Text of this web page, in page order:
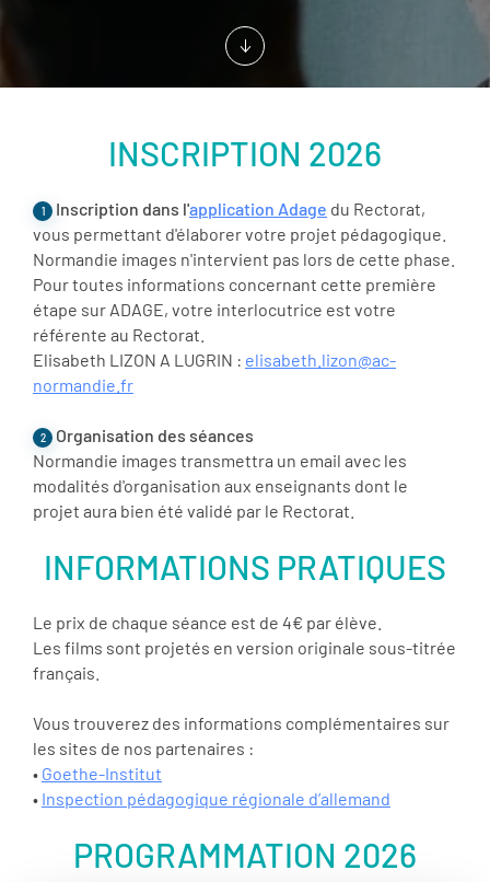
INSCRIPTION 2026
1 Inscription dans l'application Adage du Rectorat,
vous permettant d'élaborer votre projet pédagogique.
Normandie images n'intervient pas lors de cette phase.
Pour toutes informations concernant cette première
étape sur ADAGE, votre interlocutrice est votre
référente au Rectorat.
Elisabeth LIZON A LUGRIN : elisabeth.lizon@ac-
normandie.fr
2
Organisation des séances
Normandie images transmettra un email avec les
modalités d'organisation aux enseignants dont le
projet aura bien été validé par le Rectorat.
INFORMATIONS PRATIQUES
Le prix de chaque séance est de 4€ par élève.
Les films sont projetés en version originale sous-titrée
français.
Vous trouverez des informations complémentaires sur
les sites de nos partenaires :
• Goethe-Institut
• Inspection pédagogique régionale d’allemand
PROGRAMMATION 2026